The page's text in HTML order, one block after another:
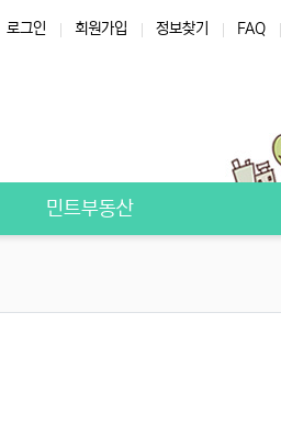
로그인 회원가입 정보찾기 FAQ
민트부동산